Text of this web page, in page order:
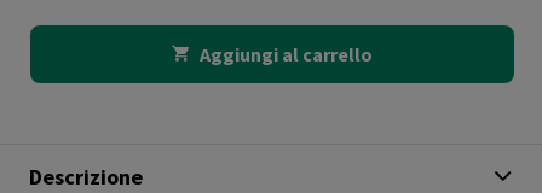
Aggiungi al carrello
Descrizione